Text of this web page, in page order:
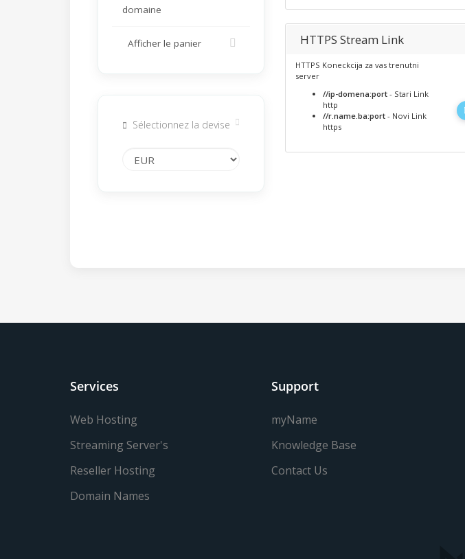
domaine
Afficher le panier
Sélectionnez la devise
HTTPS Stream Link
HTTPS Koneckcija za vas trenutni
server
//ip-domena:port- Stari Link
http
//r.name.ba:port- Novi Link
https
Services
Web Hosting
Streaming Server's
Reseller Hosting
Domain Names
Support
myName
Knowledge Base
Contact Us